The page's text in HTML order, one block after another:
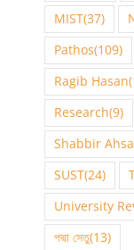
MIST(37)
Pathos(109)
Ragib Hasan
Research(9)
Shabbir
SUST(24)
University
পদ্মা সেতু(13)